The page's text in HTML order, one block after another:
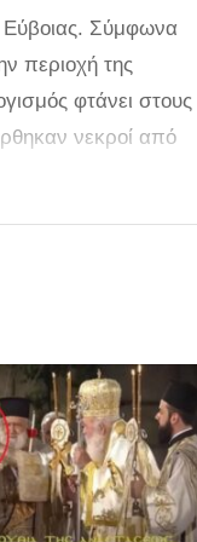
Εύβοιας. Σύμφωνα
περιοχή της
φτάνει στους
νεκροί από
να δίνουν μάχη
επτά
Κεντρική Εύβοια,
υδάτων. Από τις
σε ασφαλές
με επίγεια μέσα και
πραγματοποιήσει